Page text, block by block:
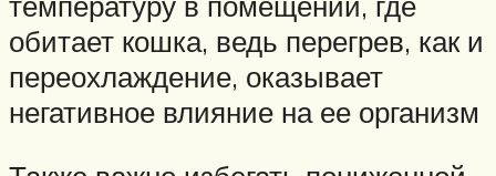
обитает кошка, ведь перегрев, как и
переохлаждение, оказывает
негативное влияние на ее организм